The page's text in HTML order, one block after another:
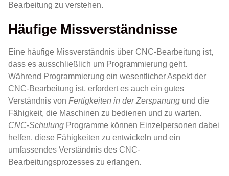
Bearbeitung zu verstehen.
Häufige Missverständnisse
Eine häufige Missverständnis über CNC-Bearbeitung ist,
dass es ausschließlich um Programmierung geht.
Während Programmierung ein wesentlicher Aspekt der
CNC-Bearbeitung ist, erfordert es auch ein gutes
Verständnis von Fertigkeiten in der Zerspanung und die
Fähigkeit, die Maschinen zu bedienen und zu warten.
CNC-Schulung Programme können Einzelpersonen dabei
helfen, diese Fähigkeiten zu entwickeln und ein
umfassendes Verständnis des CNC-
Bearbeitungsprozesses zu erlangen.